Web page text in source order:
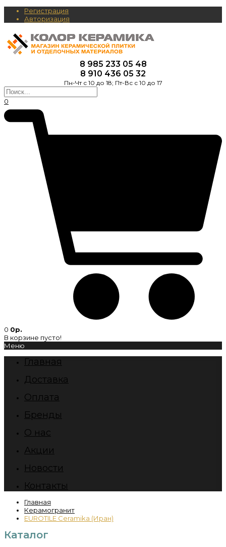
Регистрация
Авторизация
8 985 233 05 48
8 910 436 05 32
Пн-Чт с 10 до 18; Пт-Вс с 10 до 17
0
0 0р.
В корзине пусто!
Меню
Главная
Доставка
Оплата
Бренды
О нас
Акции
Новости
Контакты
Главная
Керамогранит
EUROTILE Ceramika (Иран)
Каталог